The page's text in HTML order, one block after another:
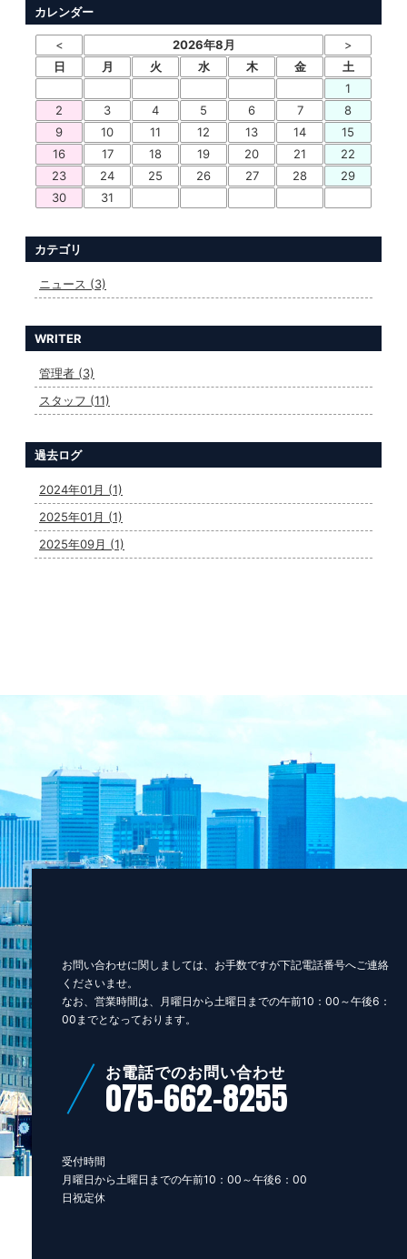
カレンダー
< 2026年8月
>
日
月 火 水 木 金
土
1
2
3 4 5 6 7
8
9
10 11 12 13 14
15
16
17 18 19 20 21
22
23
24 25 26 27 28
29
30
31
カテゴリ
ニュース (3)
WRITER
管理者 (3)
スタッフ (11)
過去ログ
2024年01月 (1)
2025年01月 (1)
2025年09月 (1)
お問い合わせに関しましては、お手数ですが下記電話番号へご連絡
くださいませ。
なお、営業時間は、月曜日から土曜日までの午前10：00～午後6：
00までとなっております。
お電話でのお問い合わせ
075-662-8255
受付時間
月曜日から土曜日までの午前10：00～午後6：00
日祝定休